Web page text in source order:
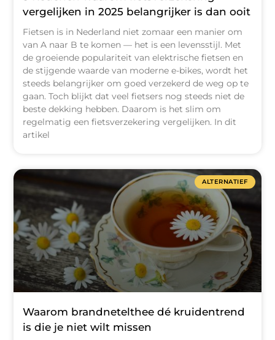
vergelijken in 2025 belangrijker is dan ooit
Fietsen is in Nederland niet zomaar een manier om
van A naar B te komen — het is een levensstijl. Met
de groeiende populariteit van elektrische fietsen en
de stijgende waarde van moderne e-bikes, wordt het
steeds belangrijker om goed verzekerd de weg op te
gaan. Toch blijkt dat veel fietsers nog steeds niet de
beste dekking hebben. Daarom is het slim om
regelmatig een fietsverzekering vergelijken. In dit
artikel
ALTERNATIEF
Waarom brandnetelthee dé kruidentrend
is die je niet wilt missen